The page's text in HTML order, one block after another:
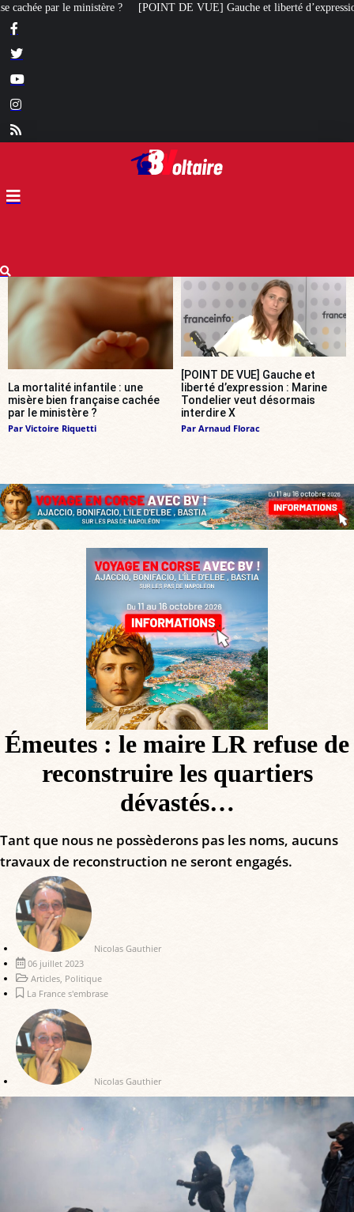
VUE] Gauche et liberté d’expression : Marine Tondelier veut désormais
La mortalité infantile : une
misère bien française cachée
par le ministère ?
Par Victoire Riquetti
[POINT DE VUE] Gauche et
liberté d’expression : Marine
Tondelier veut désormais
interdire X
Par Arnaud Florac
Émeutes : le maire LR refuse de
reconstruire les quartiers
dévastés…
Tant que nous ne possèderons pas les noms, aucuns
travaux de reconstruction ne seront engagés.
Nicolas Gauthier
06 juillet 2023
Articles Politique
La France s'embrase
Nicolas Gauthier